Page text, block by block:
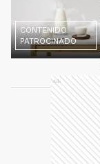
CONTENIDO
PATROCINADO
Ads